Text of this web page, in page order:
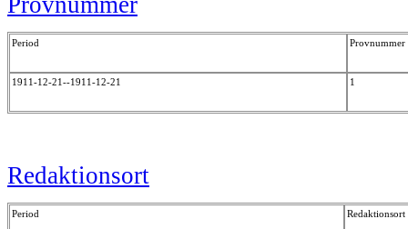
Period Provnummer
1911-12-21--1911-12-21 1
Redaktionsort
Period Redaktionsort